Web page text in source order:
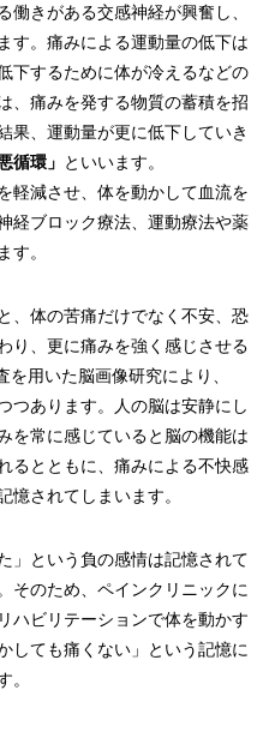
きがある交感神経が興奮し、
す。痛みによる運動量の低下は
下するために体が冷えるなどの
、痛みを発する物質の蓄積を招
果、運動量が更に低下していき
循環」 といいます。
軽減させ、体を動かして血流を
経ブロック療法、運動療法や薬
す。
、体の苦痛だけでなく不安、恐
り、更に痛みを強く感じさせる
用いた脳画像研究により、
つあります。人の脳は安静にし
を常に感じていると脳の機能は
るとともに、痛みによる不快感
憶されてしまいます。
」という負の感情は記憶されて
そのため、ペインクリニックに
ハビリテーションで体を動かす
しても痛くない」という記憶に
。